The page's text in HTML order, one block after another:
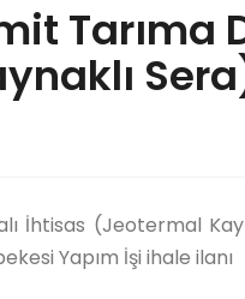
Tarıma
İhtisas (Jeotermal
Yapım İşi ihale ilanı